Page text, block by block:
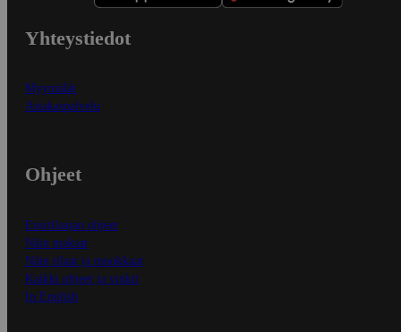
Yhteystiedot
Myymälät
Asiakaspalvelu
Ohjeet
Ensitilaajan ohjeet
Näin maksat
Näin tilaat ja muokkaat
Kaikki ohjeet ja vinkit
In English